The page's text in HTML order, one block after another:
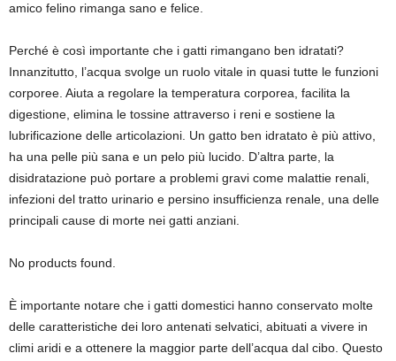
amico felino rimanga sano e felice.
Perché è così importante che i gatti rimangano ben idratati?
Innanzitutto, l’acqua svolge un ruolo vitale in quasi tutte le funzioni
corporee. Aiuta a regolare la temperatura corporea, facilita la
digestione, elimina le tossine attraverso i reni e sostiene la
lubrificazione delle articolazioni. Un gatto ben idratato è più attivo,
ha una pelle più sana e un pelo più lucido. D’altra parte, la
disidratazione può portare a problemi gravi come malattie renali,
infezioni del tratto urinario e persino insufficienza renale, una delle
principali cause di morte nei gatti anziani.
No products found.
È importante notare che i gatti domestici hanno conservato molte
delle caratteristiche dei loro antenati selvatici, abituati a vivere in
climi aridi e a ottenere la maggior parte dell’acqua dal cibo. Questo